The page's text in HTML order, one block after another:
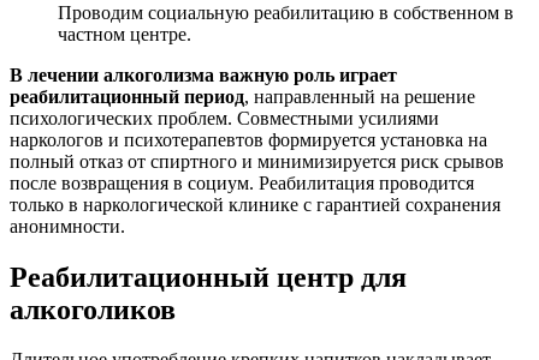
Проводим социальную реабилитацию в собственном в
частном центре.
В лечении алкоголизма важную роль играет
реабилитационный период, направленный на решение
психологических проблем. Совместными усилиями
наркологов и психотерапевтов формируется установка на
полный отказ от спиртного и минимизируется риск срывов
после возвращения в социум. Реабилитация проводится
только в наркологической клинике с гарантией сохранения
анонимности.
Реабилитационный центр для
алкоголиков